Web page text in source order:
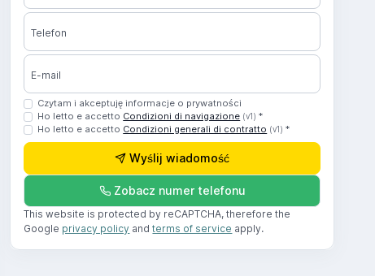
Telefon
E-mail
Czytam i akceptuję informacje o prywatności
Ho letto e accetto Condizioni di navigazione (v1) *
Ho letto e accetto Condizioni generali di contratto (v1) *
Wyślij wiadomość
Zobacz numer telefonu
This website is protected by reCAPTCHA, therefore the
Google privacy policy andterms of service apply.